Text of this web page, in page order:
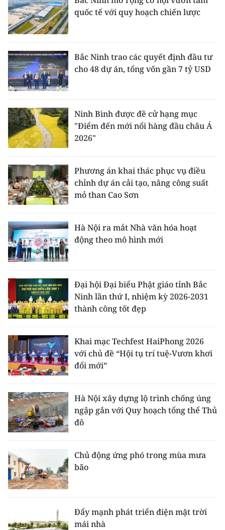
quốc tế với quy hoạch chiến lược
Bắc Ninh trao các quyết định đầu tư
cho 48 dự án, tổng vốn gần 7 tỷ USD
Ninh Bình được đề cử hạng mục
"Điểm đến mới nổi hàng đầu châu Á
2026"
Phương án khai thác phục vụ điều
chỉnh dự án cải tạo, nâng công suất
mỏ than Cao Sơn
Hà Nội ra mắt Nhà văn hóa hoạt
động theo mô hình mới
Đại hội Đại biểu Phật giáo tỉnh Bắc
Ninh lần thứ I, nhiệm kỳ 2026-2031
thành công tốt đẹp
Khai mạc Techfest HaiPhong 2026
với chủ đề “Hội tụ trí tuệ-Vươn khơi
đổi mới”
Hà Nội xây dựng lộ trình chống úng
ngập gắn với Quy hoạch tổng thể Thủ
đô
Chủ động ứng phó trong mùa mưa
bão
Đẩy mạnh phát triển điện mặt trời
mái nhà